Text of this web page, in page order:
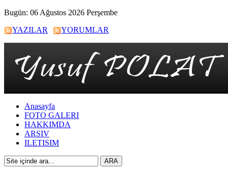
Bugün: 06 Ağustos 2026 Perşembe
YAZILAR
YORUMLAR
Anasayfa
FOTO GALERI
HAKKIMDA
ARSIV
ILETISIM